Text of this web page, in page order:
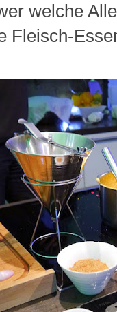
welche
Fleisch-